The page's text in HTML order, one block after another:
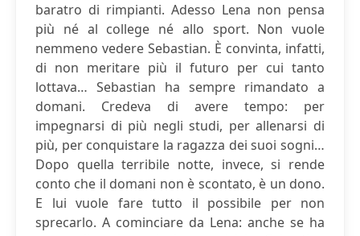
baratro di rimpianti. Adesso Lena non pensa
più né al college né allo sport. Non vuole
nemmeno vedere Sebastian. È convinta, infatti,
di non meritare più il futuro per cui tanto
lottava… Sebastian ha sempre rimandato a
domani. Credeva di avere tempo: per
impegnarsi di più negli studi, per allenarsi di
più, per conquistare la ragazza dei suoi sogni…
Dopo quella terribile notte, invece, si rende
conto che il domani non è scontato, è un dono.
E lui vuole fare tutto il possibile per non
sprecarlo. A cominciare da Lena: anche se ha